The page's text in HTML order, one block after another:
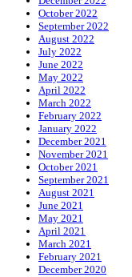
October 2022
September 2022
August 2022
July 2022
June 2022
May 2022
April 2022
March 2022
February 2022
January 2022
December 2021
November 2021
October 2021
September 2021
August 2021
June 2021
May 2021
April 2021
March 2021
February 2021
December 2020